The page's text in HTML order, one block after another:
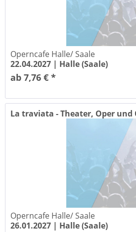
Operncafe Halle/ Saale
22.04.2027 | Halle (Saale)
ab 7,76 € *
La traviata - Theater, Oper und
Operncafe Halle/ Saale
26.01.2027 | Halle (Saale)